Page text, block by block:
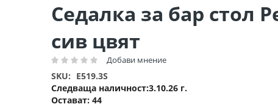
Седалка за бар стол
сив цвят
Рейтинг: Добави мнение
Остават:44
SKU
E519.3S
Следваща наличност 3.10.26 г.